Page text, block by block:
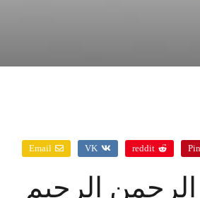
reddit
VK
Email
الرحيم